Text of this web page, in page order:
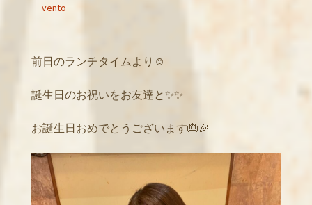
vento
前日のランチタイムより☺️
誕生日のお祝いをお友達と✨✨
お誕生日おめでとうございます🎂🎉